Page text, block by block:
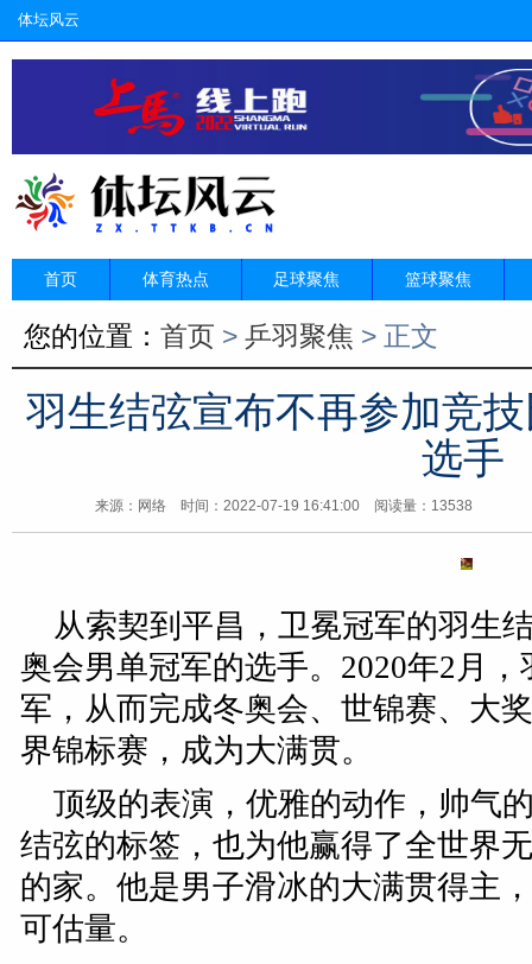
体坛风云
首页 体育热点 足球聚焦 篮球聚焦
您的位置： 首页 > 乒羽聚焦 > 正文
羽生结弦宣布不再参加竞
选手
来源：网络 时间：2022-07-19 16:41:00 阅读量：13538
从索契到平昌，卫冕冠军的羽生
奥会男单冠军的选手。2020年2月
军，从而完成冬奥会、世锦赛、大
界锦标赛，成为大满贯。
顶级的表演，优雅的动作，帅气
结弦的标签，也为他赢得了全世界
的家。他是男子滑冰的大满贯得主
可估量。